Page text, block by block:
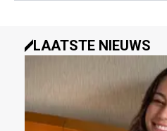
LAATSTE NIEUWS